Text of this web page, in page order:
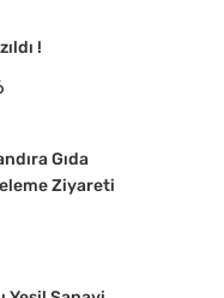
!
Gıda
Ziyareti